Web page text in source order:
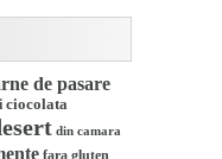
de pasare
ciocolata
din camara